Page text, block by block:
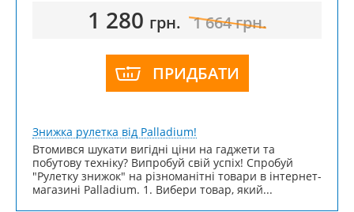
1 280 грн. 1 664грн.
ПРИДБАТИ
Знижка рулетка від Palladium!
Втомився шукати вигідні ціни на гаджети та
побутову техніку? Випробуй свій успіх! Спробуй
"Рулетку знижок" на різноманітні товари в інтернет-
магазині Palladium. 1. Вибери товар, який...